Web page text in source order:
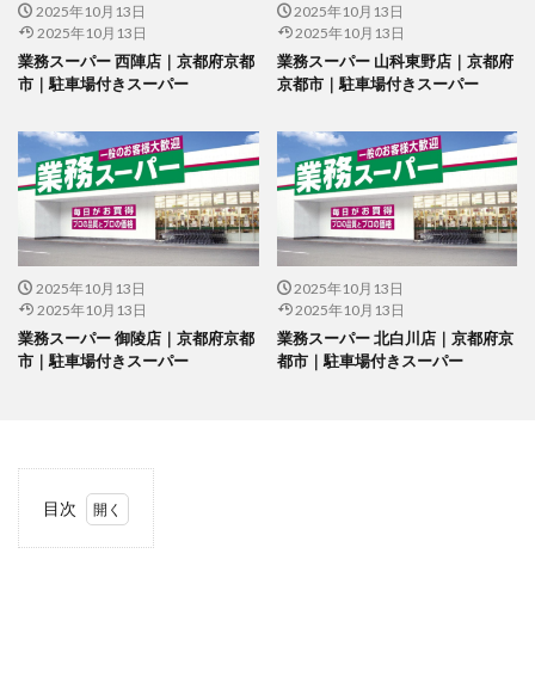
2025年10月13日
2025年10月13日
業務スーパー 西陣店｜京都府京都
市｜駐車場付きスーパー
2025年10月13日
2025年10月13日
業務スーパー 山科東野店｜京都府
京都市｜駐車場付きスーパー
2025年10月13日
2025年10月13日
業務スーパー 御陵店｜京都府京都
市｜駐車場付きスーパー
2025年10月13日
2025年10月13日
業務スーパー 北白川店｜京都府京
都市｜駐車場付きスーパー
目次